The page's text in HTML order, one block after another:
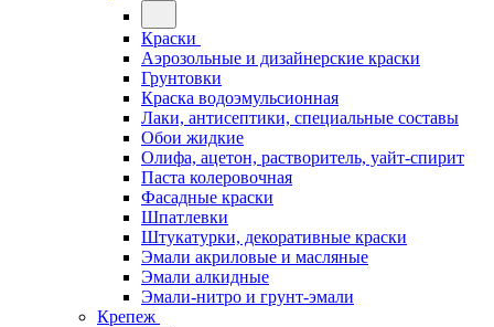
Краски
Аэрозольные и дизайнерские краски
Грунтовки
Краска водоэмульсионная
Лаки, антисептики, специальные составы
Обои жидкие
Олифа, ацетон, растворитель, уайт-спирит
Паста колеровочная
Фасадные краски
Шпатлевки
Штукатурки, декоративные краски
Эмали акриловые и масляные
Эмали алкидные
Эмали-нитро и грунт-эмали
Крепеж